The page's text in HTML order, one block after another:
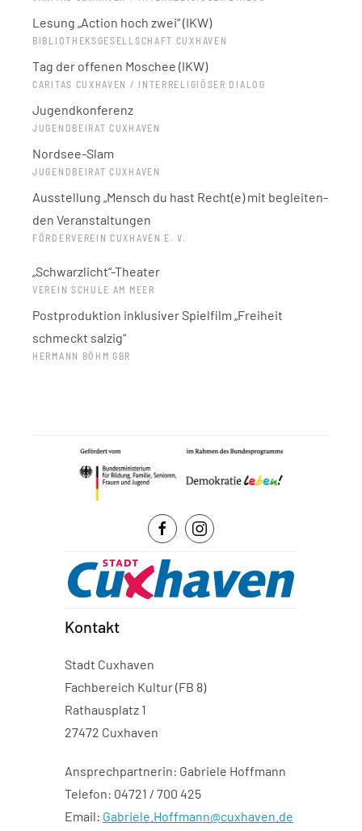
Lesung „Action hoch zwei“ (IKW)
BIBLIOTHEKSGESELLSCHAFT CUXHAVEN
Tag der offenen Moschee (IKW)
CARITAS CUXHAVEN / INTERRELIGIÖSER DIALOG
Jugendkonferenz
JUGENDBEIRAT CUXHAVEN
Nordsee-Slam
JUGENDBEIRAT CUXHAVEN
Ausstellung „Mensch du hast Recht(e) mit begleiten-
den Veranstaltungen
FÖRDERVEREIN CUXHAVEN E. V.
„Schwarzlicht“-Theater
VEREIN SCHULE AM MEER
Postproduktion inklusiver Spielfilm „Freiheit
schmeckt salzig“
HERMANN BÖHM GBR
Kontakt
Stadt Cuxhaven
Fachbereich Kultur (FB 8)
Rathausplatz 1
27472 Cuxhaven
Ansprechpartnerin: Gabriele Hoffmann
Telefon: 04721 / 700 425
Email: Gabriele.Hoffmann@cuxhaven.de